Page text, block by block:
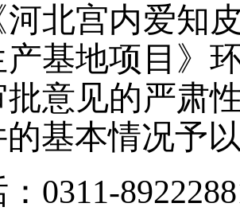
北宫内爱知
基地项目》
意见的严肃
基本情况予
0311-